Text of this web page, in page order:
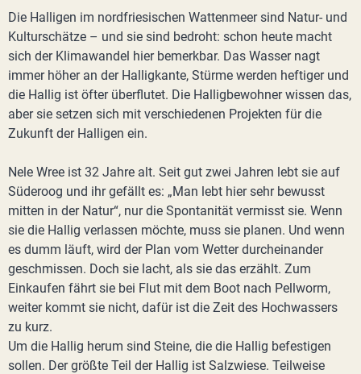
Die Halligen im nordfriesischen Wattenmeer sind Natur- und
Kulturschätze – und sie sind bedroht: schon heute macht
sich der Klimawandel hier bemerkbar. Das Wasser nagt
immer höher an der Halligkante, Stürme werden heftiger und
die Hallig ist öfter überflutet. Die Halligbewohner wissen das,
aber sie setzen sich mit verschiedenen Projekten für die
Zukunft der Halligen ein.
Nele Wree ist 32 Jahre alt. Seit gut zwei Jahren lebt sie auf
Süderoog und ihr gefällt es: „Man lebt hier sehr bewusst
mitten in der Natur“, nur die Spontanität vermisst sie. Wenn
sie die Hallig verlassen möchte, muss sie planen. Und wenn
es dumm läuft, wird der Plan vom Wetter durcheinander
geschmissen. Doch sie lacht, als sie das erzählt. Zum
Einkaufen fährt sie bei Flut mit dem Boot nach Pellworm,
weiter kommt sie nicht, dafür ist die Zeit des Hochwassers
zu kurz.
Um die Hallig herum sind Steine, die die Hallig befestigen
sollen. Der größte Teil der Hallig ist Salzwiese. Teilweise